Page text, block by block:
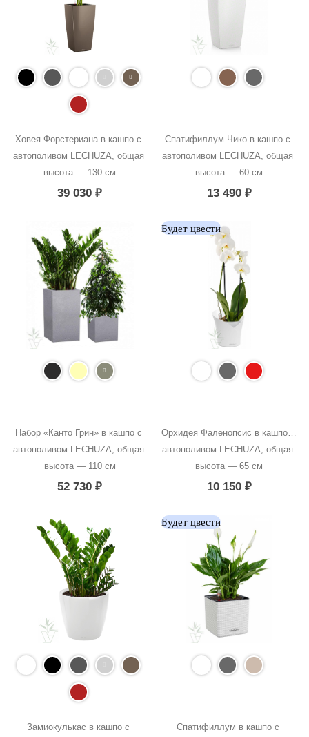
Ховея Форстериана в кашпо с
автополивом LECHUZA, общая
высота — 130 см
39 030₽
Спатифиллум Чико в кашпо с
автополивом LECHUZA, общая
высота — 60 см
13 490 ₽
Набор «Канто Грин» в кашпо с
автополивом LECHUZA, общая
высота — 110 см
52 730₽
Будет цвести
Орхидея Фаленопсис в кашпо с
автополивом LECHUZA, общая
высота — 65 см
10 150 ₽
Замиокулькас в кашпо с
Будет цвести
Спатифиллум в кашпо с